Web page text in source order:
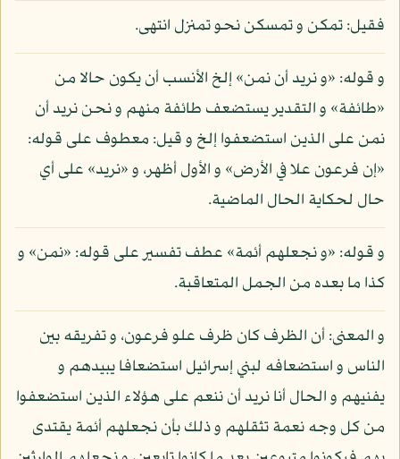
فقيل: تمكن و تمسكن نحو تمنزل انتهى.
و قوله: «و نريد أن نمن» إلخ الأنسب أن يكون حالا من
«طائفة» و التقدير يستضعف طائفة منهم و نحن نريد أن
نمن على الذين استضعفوا إلخ و قيل: معطوف على قوله:
«إن فرعون علا في الأرض» و الأول أظهر، و «نريد» على أي
حال لحكاية الحال الماضية.
و قوله: «و نجعلهم أئمة» عطف تفسير على قوله: «نمن» و
كذا ما بعده من الجمل المتعاقبة.
و المعنى: أن الظرف كان ظرف علو فرعون، و تفريقه بين
الناس و استضعافه لبني إسرائيل استضعافا يبيدهم و
يفنيهم و الحال أنا نريد أن ننعم على هؤلاء الذين استضعفوا
من كل وجه نعمة تثقلهم و ذلك بأن نجعلهم أئمة يقتدى